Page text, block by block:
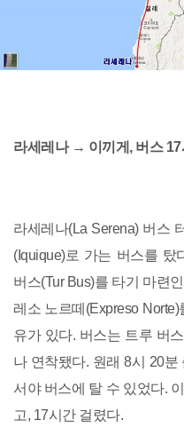
라세레나 → 이끼게, 버스 17
라세레나(La Serena) 버스
(Iquique)로 가는 버스를
버스(Tur Bus)를 타기 마련
레소 노르떼(Expreso
유가 있다. 버스는 트루 버
나 연착됐다. 원래 8시 20분
서야 버스에 탈 수 있었다.
고, 17시간 걸렸다.